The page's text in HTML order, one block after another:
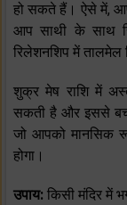
हो सकते हैं। ऐसे में,
आप साथी के साथ
रिलेशनशिप में
शुक्र मेष राशि में
सकती है और इससे
जो आपको मानसिक
होगा।
उपाय: किसी मंदिर में